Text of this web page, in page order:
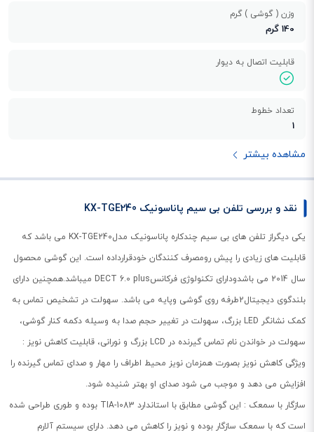
وزن ( گوشی ) گرم
140 گرم
قابلیت اتصال به دیوار
تعداد خطوط
مشاهده بیشتر
نقد و بررسی تلفن بی سیم پاناسونیک KX-TGE240
یکی دیگراز تلفن های بی سیم چندکاره پاناسونیک مدلKX-TGE240 می باشد که
قابلیت های زیادی را پیش رومصرف کنندگان خودقرارداده است. این گوشی محصول
سال 2014 می باشدودارای تکنولوژی فرکانسDECT 6.0 plus میباشد.همچنین دارای
بلندگوی دیجیتال2طرفه روی گوشی وپایه می باشد. سهولت در تشخیص تماس به
کمک نشانگر LED بزرگ، سهولت در تغییر حجم صدا به وسیله دکمه کنار گوشی،
سهولت در خواندن نام تماس گیرنده در LCD بزرگ و نورانی، قابلیت کاهش نویز :
ویژگی کاهش نویز بصورت همزمان نویز محیط اطراف را مهار و صدای تماس گیرنده را
افزایش می دهد و موجب می شود صدای او بهتر شنیده شود.
سازگار با سمعک : این گوشی مطابق با استاندارد TIA-1083 بوده و طوری طراحی شده
است که با سمعک سازگار بوده و نویز را کاهش می دهد. دارای سیستم آلارم